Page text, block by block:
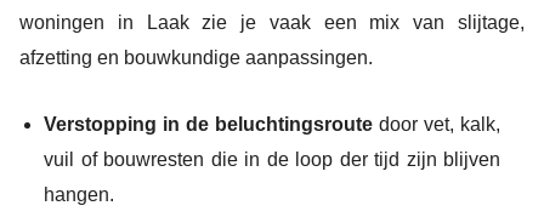
woningen in Laak zie je vaak een mix van slijtage,
afzetting en bouwkundige aanpassingen.
Verstopping in de beluchtingsroute door vet, kalk,
vuil of bouwresten die in de loop der tijd zijn blijven
hangen.